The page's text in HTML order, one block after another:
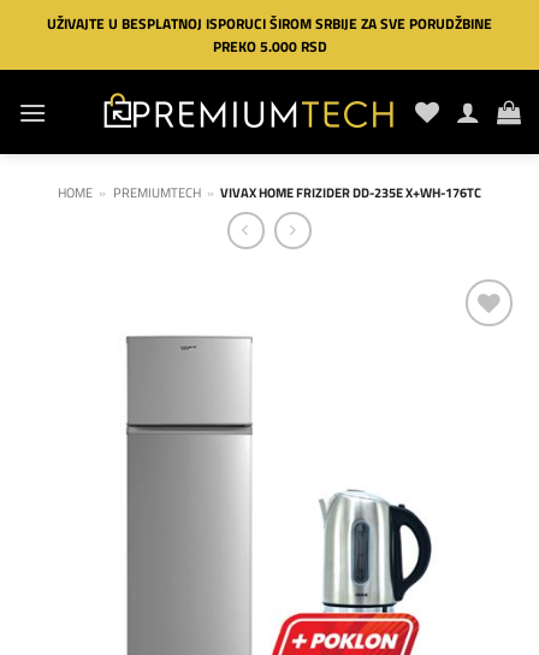
Preskoči
sadržaj
UŽIVAJTE U BESPLATNOJ ISPORUCI ŠIROM SRBIJE ZA SVE PORUDŽBINE
PREKO 5.000 RSD
HOME » PREMIUMTECH » VIVAX HOME FRIZIDER DD-235E X+WH-176TC